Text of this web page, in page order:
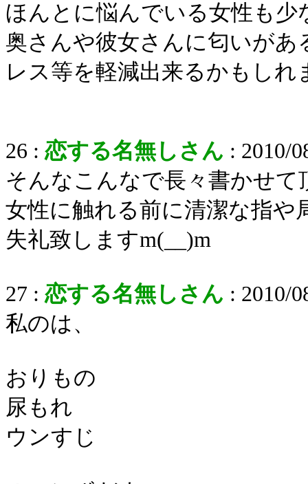
ほんとに悩んでいる女性も
奥さんや彼女さんに匂いが
レス等を軽減出来るかもしれ
26 : 恋する名無しさん : 2010/
そんなこんなで長々書かせて
女性に触れる前に清潔な指や
失礼致しますm(__)m
27 : 恋する名無しさん : 2010/
私のは、
おりもの
尿もれ
ウンすじ